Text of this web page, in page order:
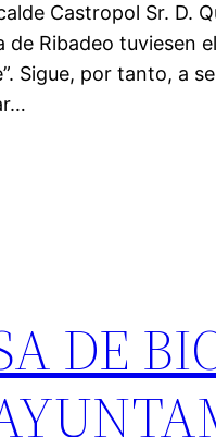
Castropol Sr. D.
de Ribadeo tuviesen
Sigue, por tanto, a
DE